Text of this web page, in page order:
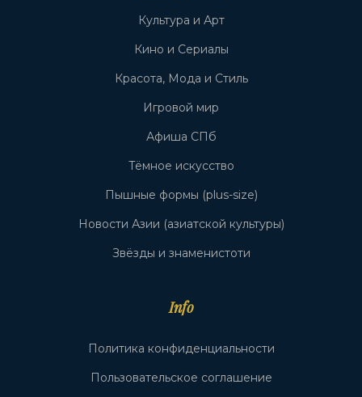
Культура и Арт
Кино и Сериалы
Красота, Мода и Стиль
Игровой мир
Афиша СПб
Тёмное искусство
Пышные формы (plus-size)
Новости Азии (азиатской культуры)
Звёзды и знаменистоти
Info
Политика конфиденциальности
Пользовательское соглашение